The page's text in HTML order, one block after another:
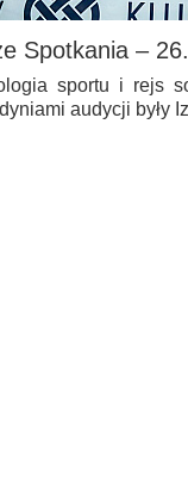
Spotkania –
sportu i rejs
audycji były